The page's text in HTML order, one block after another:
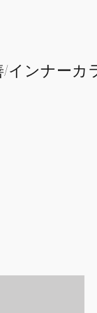
/インナーカ